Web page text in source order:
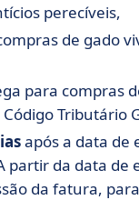
perecíveis,
de gado
para compras
Tributário
após a data de
partir da data
da fatura,